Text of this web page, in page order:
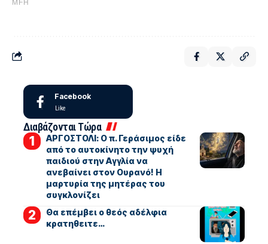
Facebook
Like
Διαβάζονται Τώρα
ΑΡΓΟΣΤΟΛΙ: Ο π. Γεράσιμος είδε
από το αυτοκίνητο την ψυχή
παιδιού στην Αγγλία να
ανεβαίνει στον Ουρανό! Η
μαρτυρία της μητέρας του
συγκλονίζει
Θα επέμβει ο θεός αδέλφια
κρατηθειτε…